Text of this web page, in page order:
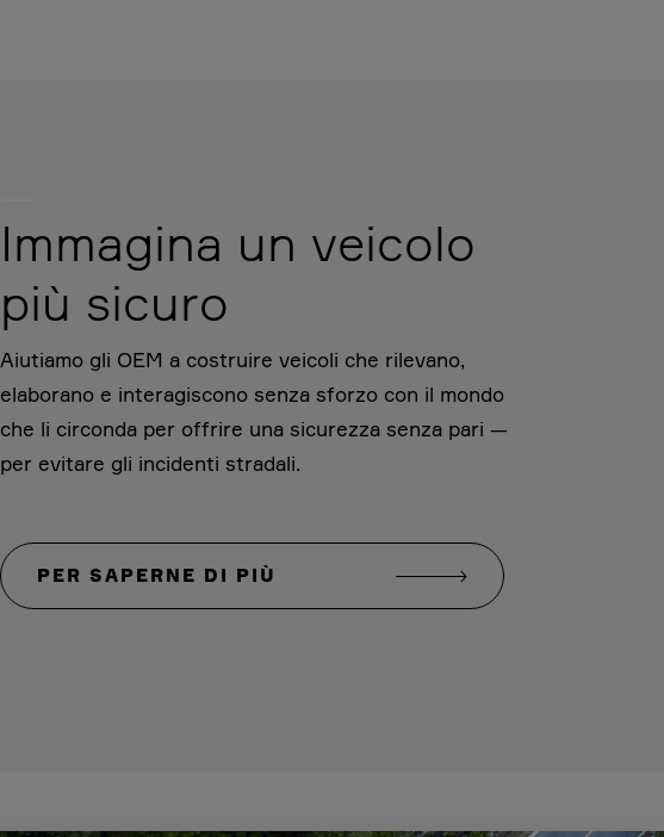
Immagina un veicolo
più sicuro
Aiutiamo gli OEM a costruire veicoli che rilevano,
elaborano e interagiscono senza sforzo con il mondo
che li circonda per offrire una sicurezza senza pari —
per evitare gli incidenti stradali.
PER SAPERNE DI PIÙ